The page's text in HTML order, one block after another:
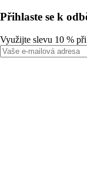
Přihlaste se k
Využijte slevu 10 %